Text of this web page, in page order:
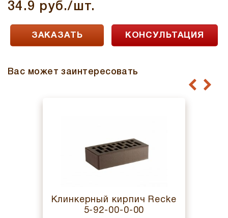
34.9 руб./шт.
ЗАКАЗАТЬ КОНСУЛЬТАЦИЯ
Вас может заинтересовать
Клинкерный кирпич Recke
5-92-00-0-00